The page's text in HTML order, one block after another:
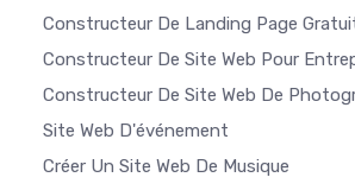
Constructeur De Landing Page
Constructeur De Site Web Pour
Constructeur De Site Web De
Site Web D'événement
Créer Un Site Web De Musique